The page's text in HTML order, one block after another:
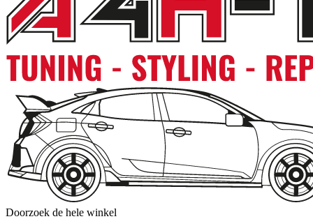
Doorzoek de hele winkel